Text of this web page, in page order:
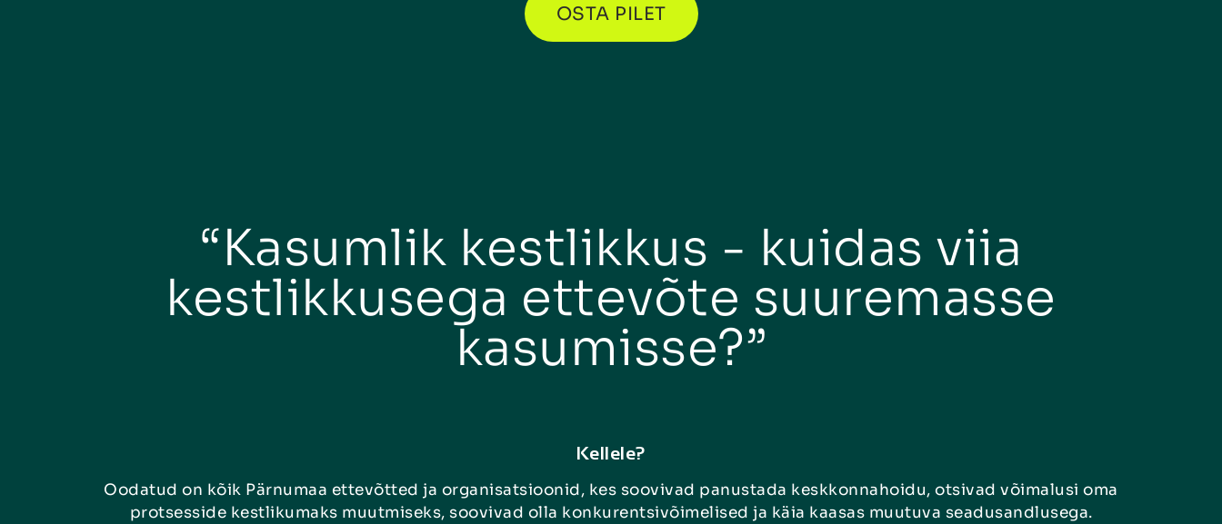
OSTA PILET
“Kasumlik kestlikkus - kuidas viia
kestlikkusega ettevõte suuremasse
kasumisse?”
Kellele?
Oodatud on kõik Pärnumaa ettevõtted ja organisatsioonid, kes soovivad panustada keskkonnahoidu, otsivad võimalusi oma
protsesside kestlikumaks muutmiseks, soovivad olla konkurentsivõimelised ja käia kaasas muutuva seadusandlusega.